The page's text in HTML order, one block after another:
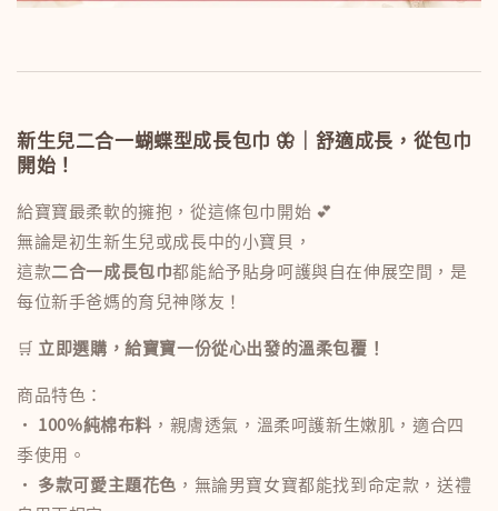
新生兒二合一蝴蝶型成長包巾 🦋｜舒適成長，從包巾
開始！
給寶寶最柔軟的擁抱，從這條包巾開始 💕
無論是初生新生兒或成長中的小寶貝，
這款二合一成長包巾都能給予貼身呵護與自在伸展空間，是
每位新手爸媽的育兒神隊友！
🛒 立即選購，給寶寶一份從心出發的溫柔包覆！
商品特色：
• 100%純棉布料 ，親膚透氣，溫柔呵護新生嫩肌，適合四
季使用。
• 多款可愛主題花色 ，無論男寶女寶都能找到命定款，送禮